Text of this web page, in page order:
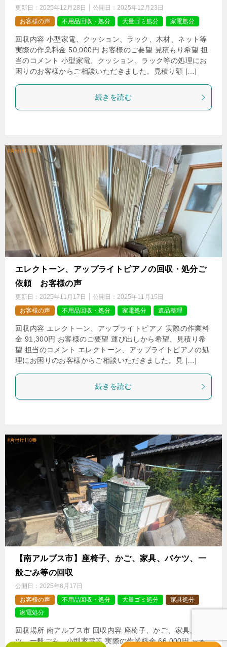
更新日： 2025年12月28日 公開日： 2025年12月23日
お客様の声
不用品回収・処分 大量ゴミ処分 家電処分
回収内容 小型家電、クッション、ラック、木材、ネット等
実際の作業料金 50,000円 お客様のご要望 見積もり希望 担
当のコメント 小型家電、クッション、ラック等の処理にお
困りのお客様からご相談いただきました。見積り額 […]
続きを読む
エレクトーン、アップライトピアノの回収・処分ご
依頼 お客様の声
更新日： 2025年11月17日 公開日： 2025年11月15日
お客様の声
不用品回収・処分 家電処分 遺品整理
回収内容 エレクトーン、アップライトピアノ 実際の作業料
金 91,300円 お客様のご要望 運び出しから希望、見積り希
望 担当のコメント エレクトーン、アップライトピアノの処
理にお困りのお客様からご相談いただきました。見 […]
続きを読む
【南アルプス市】座椅子、かご、家具、バケツ、一
般ごみ等の回収
公開日： 2025年8月17日
お客様の声
不用品回収・処分 大量ゴミ処分
家具処分
家電処分
回収場所 南アルプス市 回収内容 座椅子、かご、家具、バケ
ツ、一般ごみ、小型家電等 実際の作業料金 66,000円 お客